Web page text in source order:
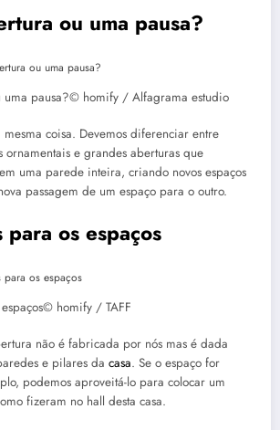
ou uma pausa?
uma pausa?© homify / Alfagrama estudio
mesma coisa. Devemos diferenciar entre
ornamentais e grandes aberturas que
uma parede inteira, criando novos espaços
passagem de um espaço para o outro.
os espaços
homify / TAFF
não é fabricada por nós mas é dada
e pilares da casa. Se o espaço for
podemos aproveitá-lo para colocar um
fizeram no hall desta casa.